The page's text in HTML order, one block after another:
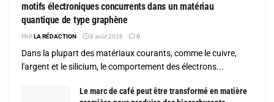
motifs électroniques concurrents dans un matériau
quantique de type graphène
PARLA RÉDACTION 8 août 2026 0
Dans la plupart des matériaux courants, comme le cuivre,
l'argent et le silicium, le comportement des électrons...
Le marc de café peut être transformé en matière